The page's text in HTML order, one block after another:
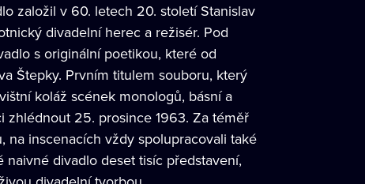
založil v 60. letech 20. století Stanislav
divadelní herec a režisér. Pod
s originální poetikou, které od
Štepky. Prvním titulem souboru, který
koláž scének monologů, básní a
zhlédnout 25. prosince 1963. Za téměř
inscenacích vždy spolupracovali také
divadlo deset tisíc představení,